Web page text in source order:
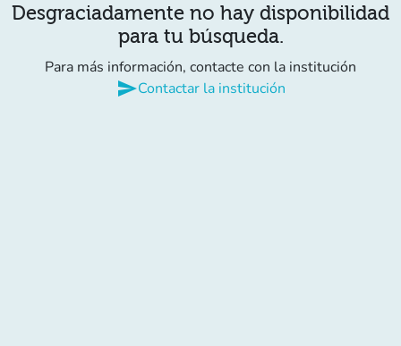
Desgraciadamente no hay disponibilidad
para tu búsqueda.
Para más información, contacte con la institución
sendContactar la institución